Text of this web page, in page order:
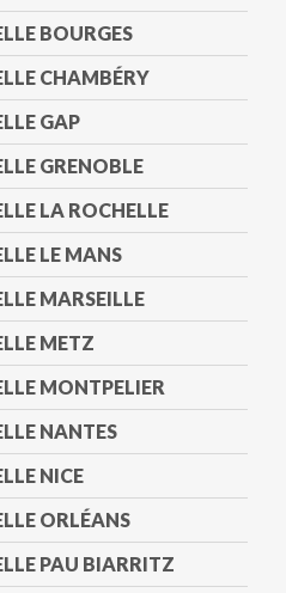
BOURGES
CHAMBÉRY
GAP
GRENOBLE
LA ROCHELLE
LE MANS
MARSEILLE
METZ
MONTPELIER
NANTES
NICE
ORLÉANS
PAU BIARRITZ